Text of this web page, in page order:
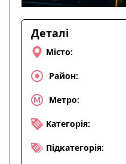
Деталі
Місто:
Район:
Метро:
Категорія:
Підкатегорія: